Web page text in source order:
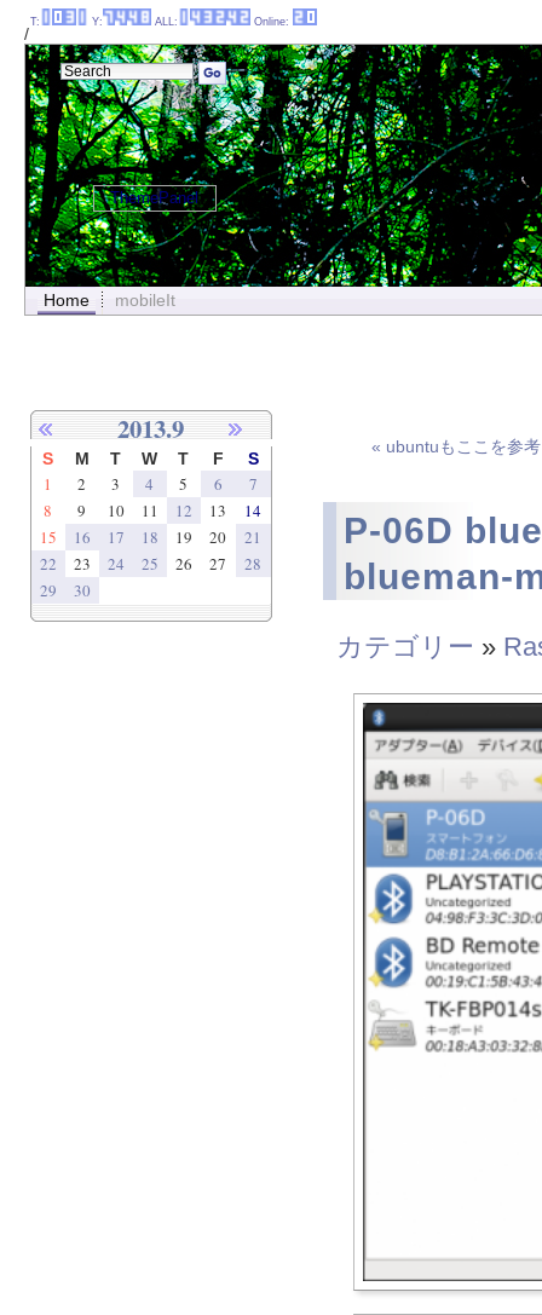
/
Home mobileIt
« ubuntuもここを参
P-06D
blueman-
カテゴリー »
2013.9
S M T W T F S
1 2 3 4 5 6
7
8
9 10 11 12 13
14
15
16 17 18 19 20
21
22
23 24 25 26 27
28
29
30
T: Y: ALL: Online:
ThemePanel